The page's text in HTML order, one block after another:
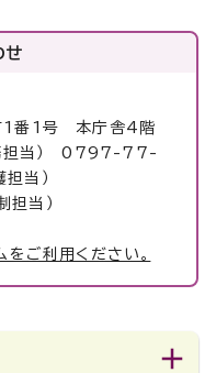
せ
番1号 本庁舎4階
担当） 0797-77-
当）
当）
ご利用ください。